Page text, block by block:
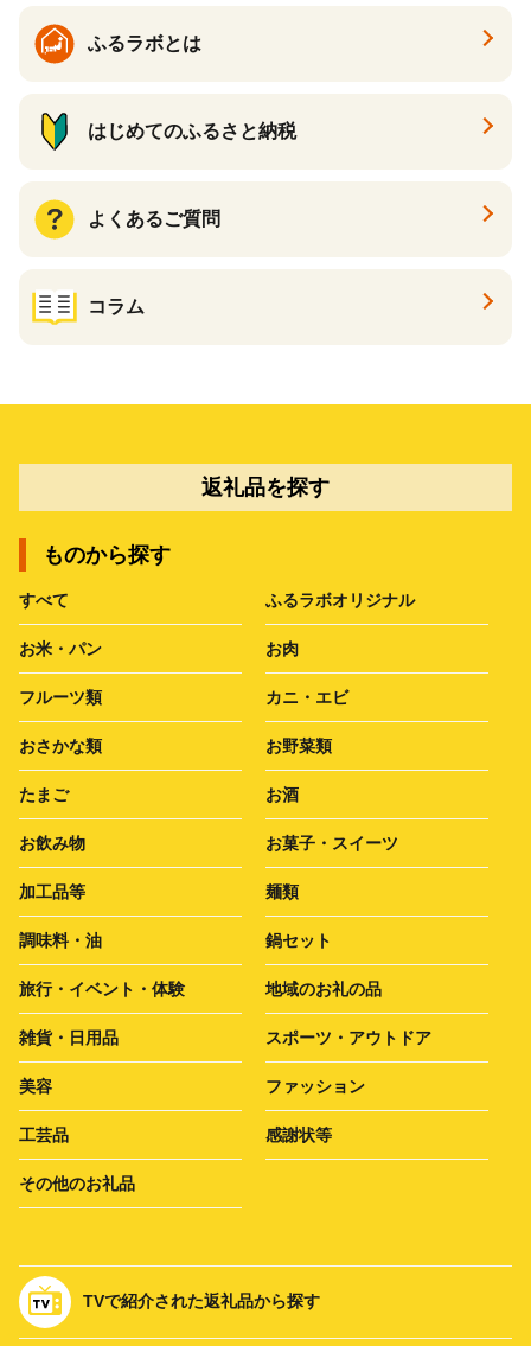
ふるラボとは
はじめてのふるさと納税
よくあるご質問
コラム
返礼品を探す
ものから探す
すべて ふるラボオリジナル
お米・パン お肉
フルーツ類 カニ・エビ
おさかな類 お野菜類
たまご お酒
お飲み物 お菓子・スイーツ
加工品等 麺類
調味料・油 鍋セット
旅行・イベント・体験 地域のお礼の品
雑貨・日用品 スポーツ・アウトドア
美容 ファッション
工芸品 感謝状等
その他のお礼品
TVで紹介された返礼品から探す